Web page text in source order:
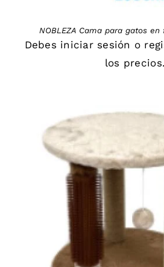
NOBLEZA Cama para gatos
Debes iniciar sesión o
los precios.
DETAILS